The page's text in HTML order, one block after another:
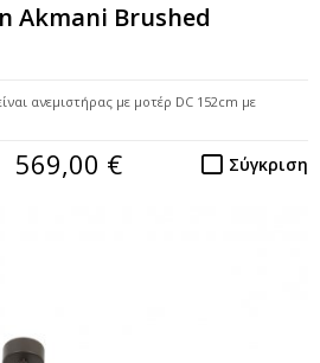
Akmani Brushed
ανεμιστήρας με μοτέρ DC 152cm με
Σύγκριση
569,00 €